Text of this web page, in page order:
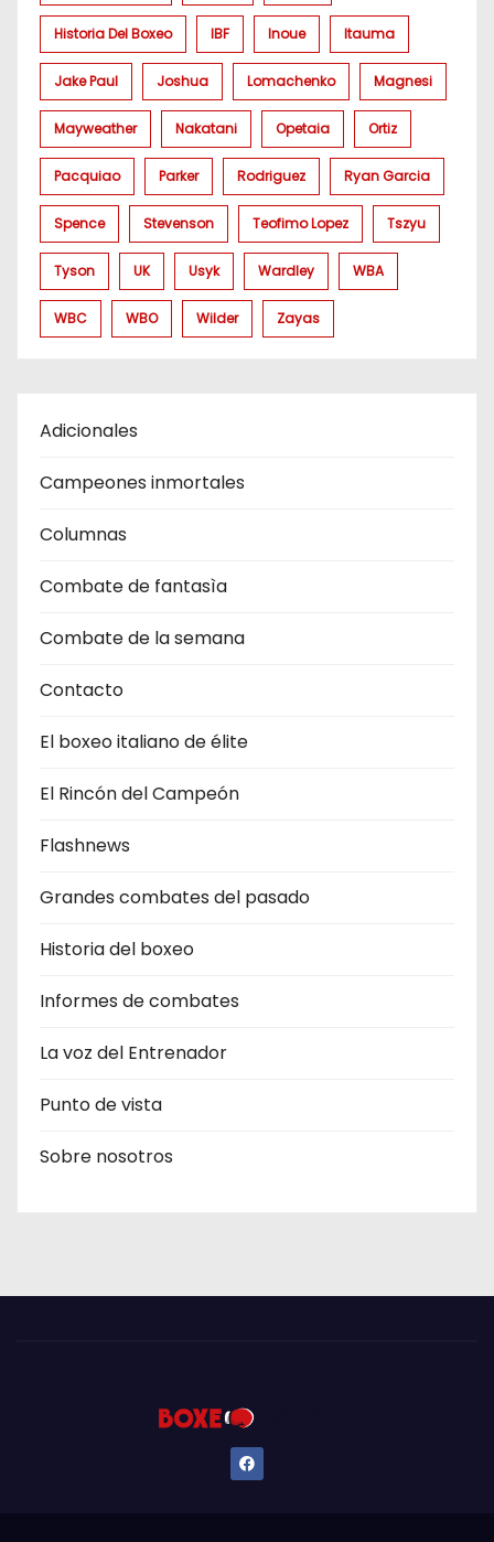
Historia Del Boxeo IBF Inoue Itauma
Jake Paul Joshua Lomachenko Magnesi
Mayweather Nakatani Opetaia Ortiz
Pacquiao Parker Rodriguez Ryan Garcia
Spence Stevenson Teofimo Lopez Tszyu
Tyson UK Usyk Wardley WBA
WBC WBO Wilder Zayas
Adicionales
Campeones inmortales
Columnas
Combate de fantasìa
Combate de la semana
Contacto
El boxeo italiano de élite
El Rincón del Campeón
Flashnews
Grandes combates del pasado
Historia del boxeo
Informes de combates
La voz del Entrenador
Punto de vista
Sobre nosotros